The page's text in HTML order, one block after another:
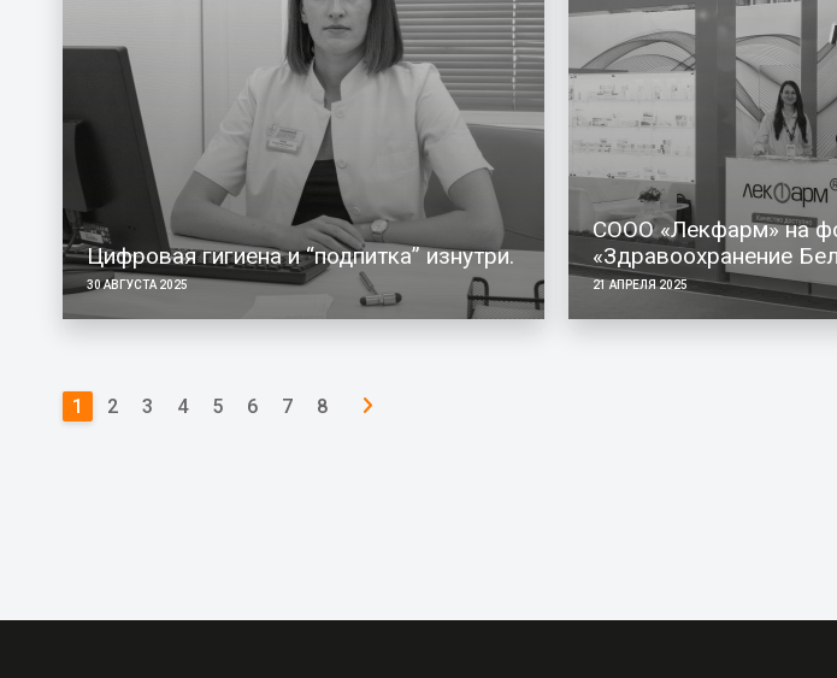
Цифровая гигиена и “подпитка” изнутри.
30 АВГУСТА 2025
СООО «Лекфарм» на
«Здравоохранение
21 АПРЕЛЯ 2025
1 2 3 4 5 6 7 8